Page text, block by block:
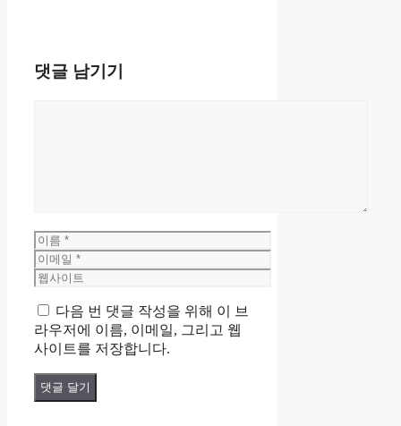
댓글 남기기
이
름
이
메
웹
이
트
다음 번 댓글 작성을 위해 이 브
라우저에 이름, 이메일, 그리고 웹
사이트를 저장합니다.